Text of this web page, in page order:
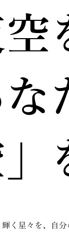
輝く星々を、自